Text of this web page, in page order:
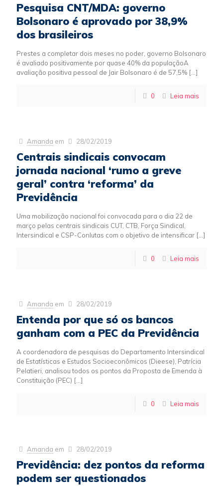
Pesquisa CNT/MDA: governo
Bolsonaro é aprovado por 38,9%
dos brasileiros
Prestes a completar dois meses no poder, governo Bolsonaro
é avaliado positivamente por quase 40% da populaçãoA
avaliação positiva pessoal de Jair Bolsonaro é de 57,5% […]
0 Leia mais
Amanda em 28/02/2019
Centrais sindicais convocam
jornada nacional ‘rumo a greve
geral’ contra ‘reforma’ da
Previdência
Uma mobilização nacional foi convocada para o dia 22 de
março pelas centrais sindicais CUT, CTB, Força Sindical,
Intersindical e CSP-Conlutas com o objetivo de intensificar […]
0 Leia mais
Amanda em 28/02/2019
Entenda por que só os bancos
ganham com a PEC da Previdência
A coordenadora de pesquisas do Departamento Intersindical
de Estatísticas e Estudos Socioeconômicos (Dieese), Patrícia
Pelatieri, analisou todos os pontos da Proposta de Emenda à
Constituição (PEC) […]
0 Leia mais
Amanda em 28/02/2019
Previdência: dez pontos da reforma
podem ser questionados